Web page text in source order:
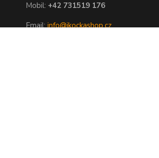
Mobil: +42 731519 176
Email:info@ikockashop.cz